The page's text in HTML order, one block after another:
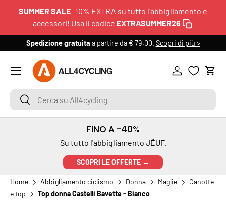
SUMMER SALE-10% EXTRA su tutto l'abbigliamento e
accessori! Usa il codice EXTRASUMMER26
Spedizione gratuita a partire da € 79,00. Scopri di più >
Cerca su All4cycling
Cerca
Accedi
Menu
FINO A -40%
Su tutto l'abbigliamento JËUF.
SCOPRI LE OFFERTE →
Home Abbigliamento ciclismo Donna Maglie
Canotte
e top
Top donna Castelli Bavette - Bianco